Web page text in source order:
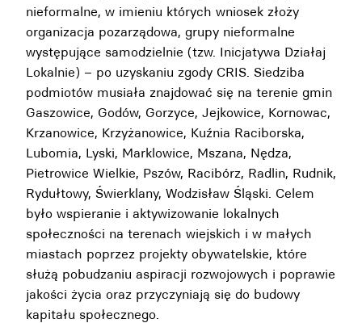
nieformalne, w imieniu których wniosek złoży
organizacja pozarządowa, grupy nieformalne
występujące samodzielnie (tzw. Inicjatywa Działaj
Lokalnie) – po uzyskaniu zgody CRIS. Siedziba
podmiotów musiała znajdować się na terenie gmin
Gaszowice, Godów, Gorzyce, Jejkowice, Kornowac,
Krzanowice, Krzyżanowice, Kuźnia Raciborska,
Lubomia, Lyski, Marklowice, Mszana, Nędza,
Pietrowice Wielkie, Pszów, Racibórz, Radlin, Rudnik,
Rydułtowy, Świerklany, Wodzisław Śląski. Celem
było wspieranie i aktywizowanie lokalnych
społeczności na terenach wiejskich i w małych
miastach poprzez projekty obywatelskie, które
służą pobudzaniu aspiracji rozwojowych i poprawie
jakości życia oraz przyczyniają się do budowy
kapitału społecznego.